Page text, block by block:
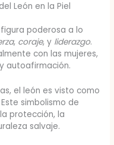
León en la Piel
poderosa a lo
, coraje, y liderazgo.
con las mujeres,
autoafirmación.
el león es visto como
simbolismo de
protección, la
salvaje.